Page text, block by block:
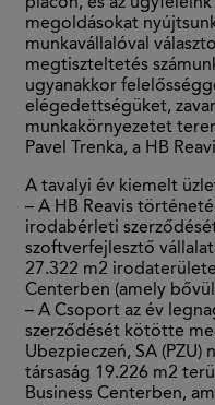
piacon, és az
megoldásokat
munkavállalóval
megtiszteltetés
ugyanakkor
elégedettségüket,
munkakörnyezetet
Pavel Trenka, a HB
A tavalyi év kiemelt
– A HB Reavis
irodabérleti
szoftverfejlesztő
27.322 m2
Centerben (amely
– A Csoport az év
szerződését kötötte
Ubezpieczeń, SA
társaság 19.226 m2
Business Centerben,